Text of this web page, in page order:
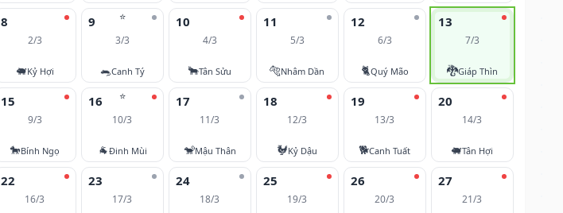
8
2/3
🐖Kỷ Hợi
⭐
9
3/3
🐀Canh Tý
10
4/3
🐂Tân Sửu
11
5/3
🐅Nhâm Dần
12
6/3
🐈Quý Mão
13
7/3
🐉Giáp Thìn
15
9/3
🐎Bính Ngọ
⭐
16
10/3
🐐Đinh Mùi
17
11/3
🐒Mậu Thân
18
12/3
🐓Kỷ Dậu
19
13/3
🐕Canh Tuất
20
14/3
🐖Tân Hợi
22
16/3
23
17/3
24
18/3
25
19/3
26
20/3
27
21/3